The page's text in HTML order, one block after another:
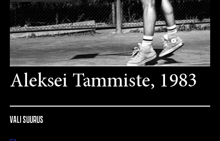
Aleksei Tammiste, 1983
VALI SUURUS